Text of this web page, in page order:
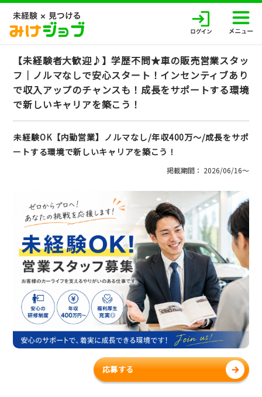
【未経験者大歓迎♪】学歴不問★車の販売営業スタッ
フ｜ノルマなしで安心スタート！インセンティブあり
で収入アップのチャンスも！成長をサポートする環境
で新しいキャリアを築こう！
未経験OK【内勤営業】ノルマなし/年収400万～/成長をサポ
ートする環境で新しいキャリアを築こう！
掲載期間： 2026/06/16〜
応募する